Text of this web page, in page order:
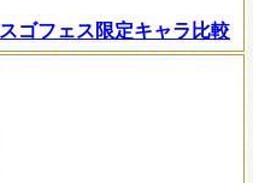
スゴフェス限定キャラ比較